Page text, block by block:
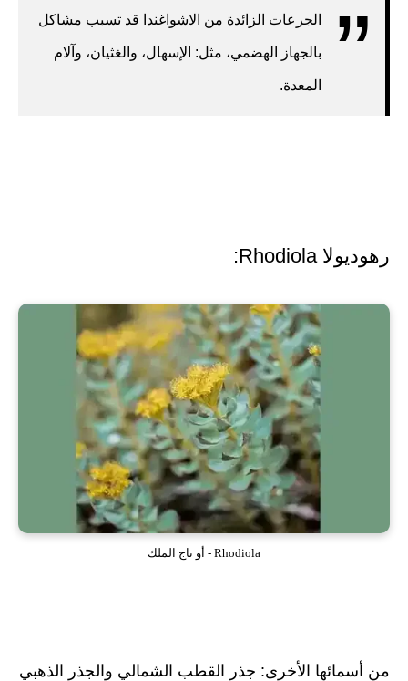
الجرعات الزائدة من الاشواغندا قد تسبب مشاكل
بالجهاز الهضمي، مثل: الإسهال، والغثيان، وآلام
المعدة.
رهوديولا Rhodiola:
Rhodiola - أو تاج الملك
من أسمائها الأخرى: جذر القطب الشمالي والجذر الذهبي